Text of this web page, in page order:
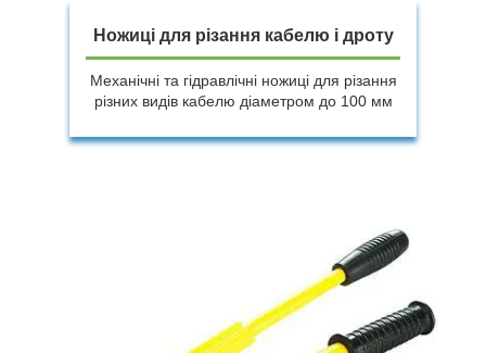
Ножиці для різання кабелю і дроту
Механічні та гідравлічні ножиці для різання
різних видів кабелю діаметром до 100 мм